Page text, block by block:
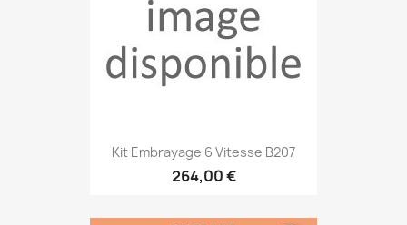
Kit Embrayage 6 Vitesse B207
264,00 €